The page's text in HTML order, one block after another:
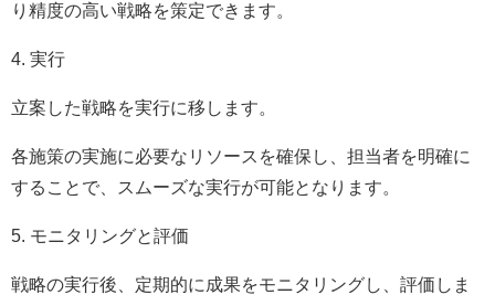
り精度の高い戦略を策定できます。
4. 実行
立案した戦略を実行に移します。
各施策の実施に必要なリソースを確保し、担当者を明確に
することで、スムーズな実行が可能となります。
5. モニタリングと評価
戦略の実行後、定期的に成果をモニタリングし、評価しま